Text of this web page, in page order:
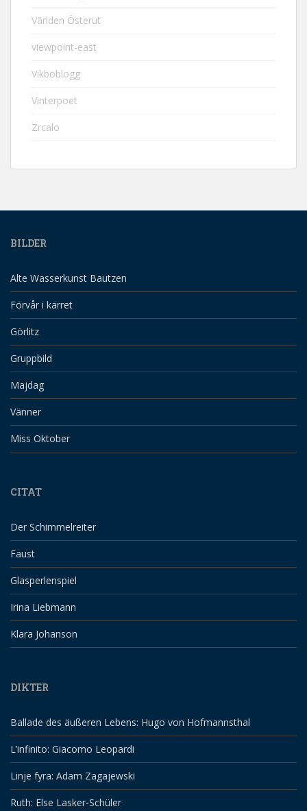
Världen Österut
viewpoint-east
Vikboblogg
Vinterpoet
Zrcalo
BILDER
Alte Wasserkunst Bautzen
Förvår i kärret
Görlitz
Gruppbild
Majdag
Vänner
Miss Oktober
CITAT
Der Schimmelreiter
Faust
Glasperlenspiel
Irina Liebmann
Klara Johanson
DIKTER
Ballade des äußeren Lebens: Hugo von Hofmannsthal
L’infinito: Giacomo Leopardi
Linje fyra: Adam Zagajewski
Ruth: Else Lasker-Schüler